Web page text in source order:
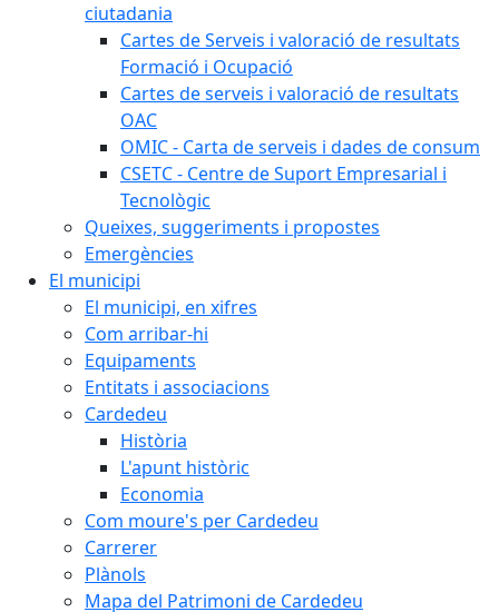
ciutadania
Cartes de Serveis i valoració de resultats
Formació i Ocupació
Cartes de serveis i valoració de resultats
OAC
OMIC - Carta de serveis i dades de consum
CSETC - Centre de Suport Empresarial i
Tecnològic
Queixes, suggeriments i propostes
Emergències
El municipi
El municipi, en xifres
Com arribar-hi
Equipaments
Entitats i associacions
Cardedeu
Història
L'apunt històric
Economia
Com moure's per Cardedeu
Carrerer
Plànols
Mapa del Patrimoni de Cardedeu